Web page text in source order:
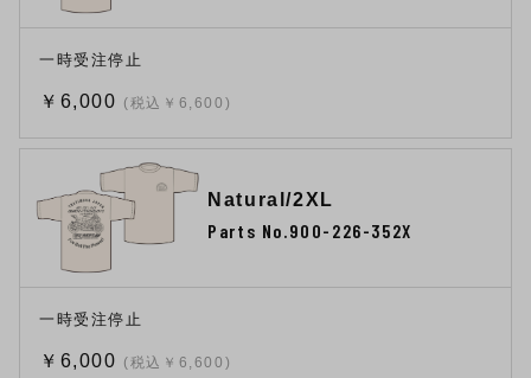
一時受注停止
￥6,000 (税込￥6,600)
Natural/2XL
Parts No.900-226-352X
一時受注停止
￥6,000 (税込￥6,600)